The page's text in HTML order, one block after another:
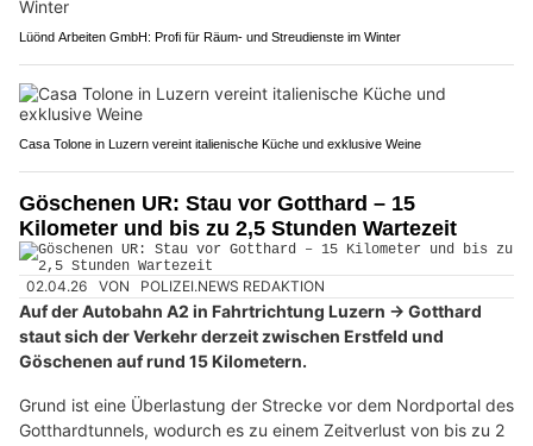
Lüönd Arbeiten GmbH: Profi für Räum- und Streudienste im Winter
Casa Tolone in Luzern vereint italienische Küche und exklusive Weine
Göschenen UR: Stau vor Gotthard – 15
Kilometer und bis zu 2,5 Stunden Wartezeit
02.04.26 VON POLIZEI.NEWS REDAKTION
Auf der Autobahn A2 in Fahrtrichtung Luzern → Gotthard
staut sich der Verkehr derzeit zwischen Erstfeld und
Göschenen auf rund 15 Kilometern.
Grund ist eine Überlastung der Strecke vor dem Nordportal des
Gotthardtunnels, wodurch es zu einem Zeitverlust von bis zu 2